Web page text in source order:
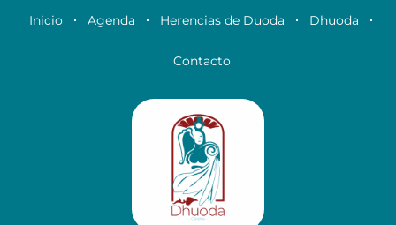
Inicio Agenda Herencias de Duoda Dhuoda
Contacto